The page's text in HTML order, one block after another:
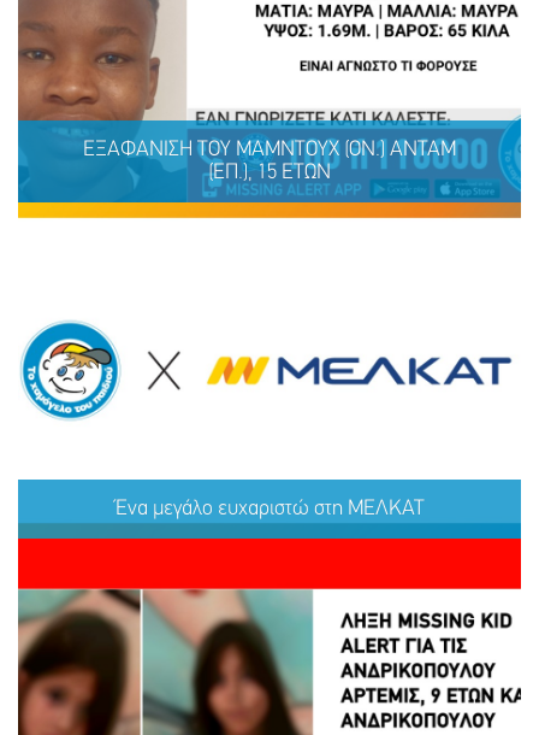
ΕΞΑΦΑΝΙΣΗ TOY ΜΑΜΝΤΟΥΧ (ΟΝ.) ΑΝΤΑΜ
(ΕΠ.), 15 ΕΤΩΝ
ΜΟΙΡΑΣΟΥ
ΤΟ
ΔΡΑΣΕ
ΤΩΡΑ
Ένα μεγάλο ευχαριστώ στη ΜΕΛΚΑΤ